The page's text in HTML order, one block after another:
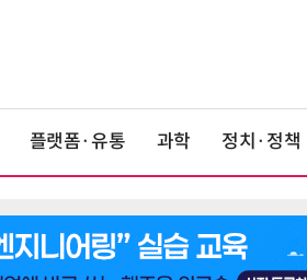
플랫폼·유통 과학 정치·정책